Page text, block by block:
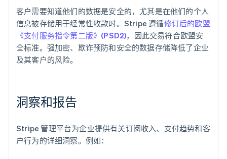
客户需要知道他们的数据是安全的，尤其是在他们的个人
信息被存储用于经常性收款时。Stripe 遵循修订后的欧盟
《支付服务指令第二版》(PSD2)，因此交易符合欧盟安
全标准。强加密、欺诈预防和安全的数据存储降低了企业
及其客户的风险。
洞察和报告
Stripe 管理平台为企业提供有关订阅收入、支付趋势和客
户行为的详细洞察。例如：
阿联酋
爱尔兰
English
爱沙尼亚